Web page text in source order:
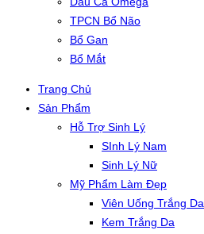
TPCN Bổ Não
Bổ Gan
Bổ Mắt
Trang Chủ
Sản Phẩm
Hỗ Trợ Sinh Lý
SInh Lý Nam
Sinh Lý Nữ
Mỹ Phẩm Làm Đẹp
Viên Uống Trắng Da
Kem Trắng Da